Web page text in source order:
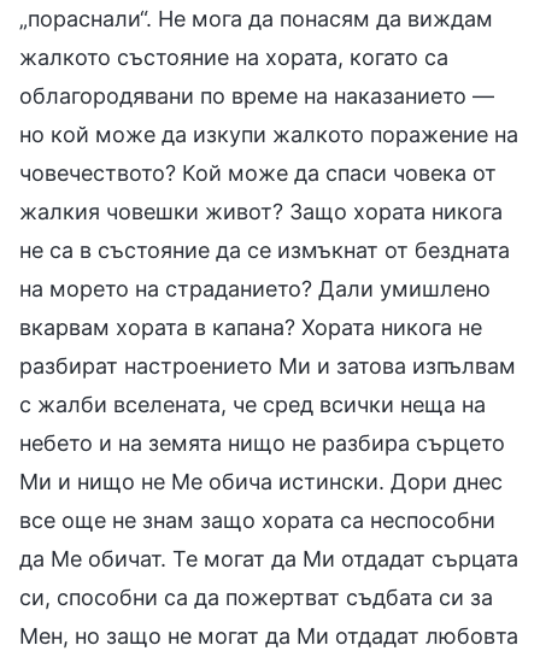
„пораснали“. Не мога да понасям да виждам
жалкото състояние на хората, когато са
облагородявани по време на наказанието —
но кой може да изкупи жалкото поражение на
човечеството? Кой може да спаси човека от
жалкия човешки живот? Защо хората никога
не са в състояние да се измъкнат от бездната
на морето на страданието? Дали умишлено
вкарвам хората в капана? Хората никога не
разбират настроението Ми и затова изпълвам
с жалби вселената, че сред всички неща на
небето и на земята нищо не разбира сърцето
Ми и нищо не Ме обича истински. Дори днес
все още не знам защо хората са неспособни
да Ме обичат. Те могат да Ми отдадат сърцата
си, способни са да пожертват съдбата си за
Мен, но защо не могат да Ми отдадат любовта